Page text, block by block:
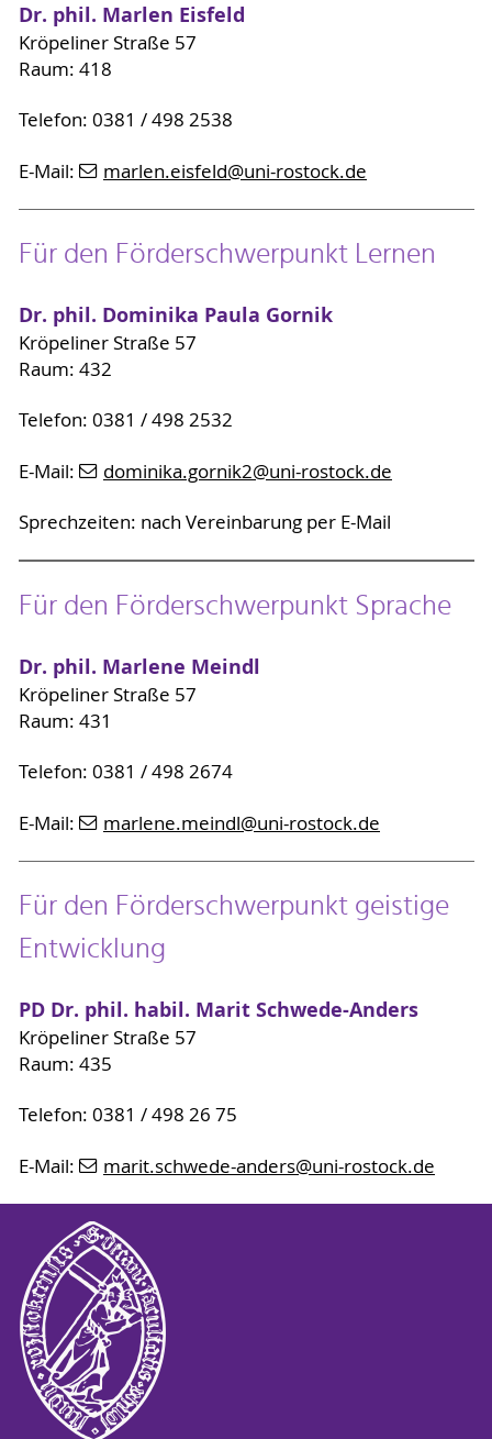
Dr. phil. Marlen Eisfeld
Kröpeliner Straße 57
Raum: 418
Telefon: 0381 / 498 2538
E-Mail: marlen.eisfeld@uni-rostock.de
Für den Förderschwerpunkt Lernen
Dr. phil. Dominika Paula Gornik
Kröpeliner Straße 57
Raum: 432
Telefon: 0381 / 498 2532
E-Mail: dominika.gornik2@uni-rostock.de
Sprechzeiten: nach Vereinbarung per E-Mail
Für den Förderschwerpunkt Sprache
Dr. phil. Marlene Meindl
Kröpeliner Straße 57
Raum: 431
Telefon: 0381 / 498 2674
E-Mail: marlene.meindl@uni-rostock.de
Für den Förderschwerpunkt geistige
Entwicklung
PD Dr. phil. habil. Marit Schwede-Anders
Kröpeliner Straße 57
Raum: 435
Telefon: 0381 / 498 26 75
E-Mail: marit.schwede-anders@uni-rostock.de